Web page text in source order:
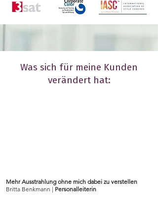
Was sich für meine Kunden
verändert hat:
Mehr Ausstrahlung ohne mich dabei zu verstellen
Britta Benkmann | Personalleiterin